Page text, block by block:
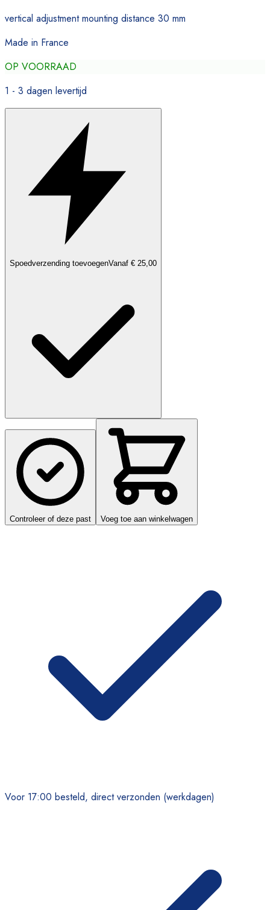
vertical adjustment mounting distance 30 mm
Made in France
OP VOORRAAD
1 - 3 dagen levertijd
Spoedverzending toevoegenVanaf € 25,00
Controleer of deze past Voeg toe aan winkelwagen
Voor 17:00 besteld, direct verzonden (werkdagen)